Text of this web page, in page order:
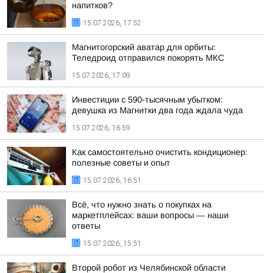
напитков?
15.07.2026, 17:52
Магнитогорский аватар для орбиты:
Теледроид отправился покорять МКС
15.07.2026, 17:09
Инвестиции с 590-тысячным убытком:
девушка из Магнитки два года ждала чуда
15.07.2026, 16:59
Как самостоятельно очистить кондиционер:
полезные советы и опыт
15.07.2026, 16:51
Всё, что нужно знать о покупках на
маркетплейсах: ваши вопросы — наши
ответы
15.07.2026, 15:51
Второй робот из Челябинской области